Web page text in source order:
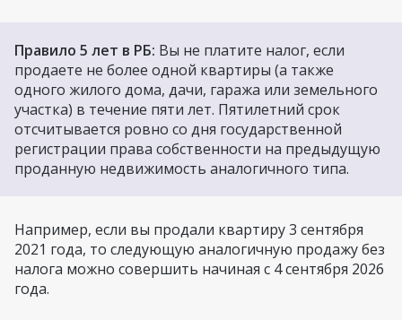
Правило 5 лет в РБ: Вы не платите налог, если
продаете не более одной квартиры (а также
одного жилого дома, дачи, гаража или земельного
участка) в течение пяти лет. Пятилетний срок
отсчитывается ровно со дня государственной
регистрации права собственности на предыдущую
проданную недвижимость аналогичного типа.
Например, если вы продали квартиру 3 сентября
2021 года, то следующую аналогичную продажу без
налога можно совершить начиная с 4 сентября 2026
года.